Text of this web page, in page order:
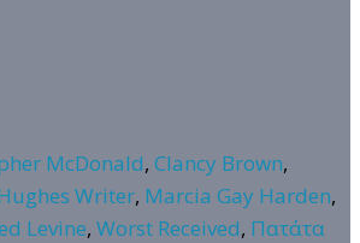
McDonald, Clancy Brown,
Writer, Marcia Gay Harden,
Levine, Worst Received, Πατάτα